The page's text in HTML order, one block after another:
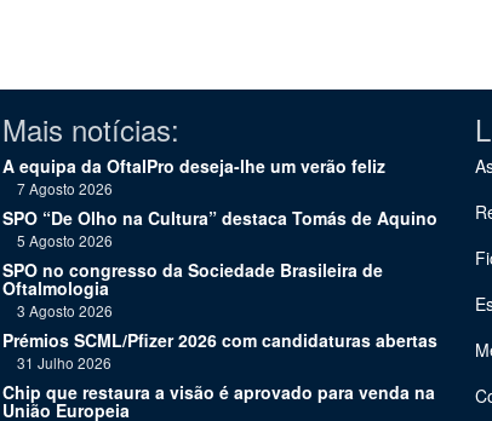
Mais notícias:
A equipa da OftalPro deseja-lhe um verão feliz
7 Agosto 2026
SPO “De Olho na Cultura” destaca Tomás de Aquino
5 Agosto 2026
SPO no congresso da Sociedade Brasileira de
Oftalmologia
3 Agosto 2026
Prémios SCML/Pfizer 2026 com candidaturas abertas
31 Julho 2026
Chip que restaura a visão é aprovado para venda na
União Europeia